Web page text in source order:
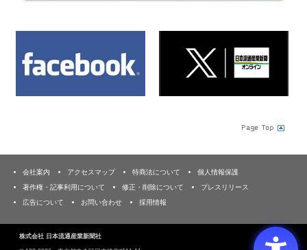
会社案内 アクセスマップ 特商法について
個人情報保護
著作権・記事利用について
修正・削除について
プレスリリース
広告について
お問い合わせ 採用情報
株式会社 日本流通産業新聞社